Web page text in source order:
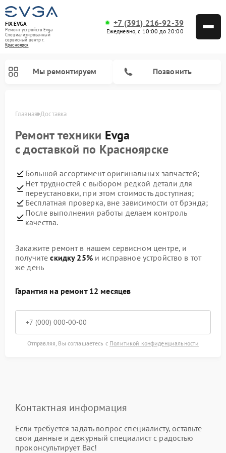
FIX-EVGA
Ремонт устройств Evga
Специализированный
cервисный центр г.
Красноярск
+7 (391) 216-92-39
Ежедневно, с 10:00 до 20:00
Мы ремонтируем Позвонить
Главная Доставка
Ремонт техники Evga
с доставкой по Красноярске
Большой ассортимент оригинальных запчастей;
Нет трудностей с выбором редкой детали для
переустановки, при этом стоимость доступная;
Бесплатная проверка, вне зависимости от брэнда;
После выполнения работы делаем контроль
качества.
Закажите ремонт в нашем сервисном центре, и
получитескидку 25%и исправное устройство в тот
же день
Гарантия на ремонт 12 месяцев
Отправляя, Вы соглашаетесь с Политикой конфиденциальности
Контактная информация
Если требуется задать вопрос специалисту, оставьте
свои данные и дежурный специалист с радостью
проконсультирует Вас!